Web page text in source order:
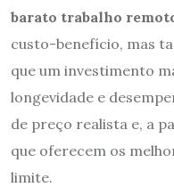
barato trabalho
custo-benefício, mas
que um investimento
longevidade e
de preço realista e, a
que oferecem os
limite.